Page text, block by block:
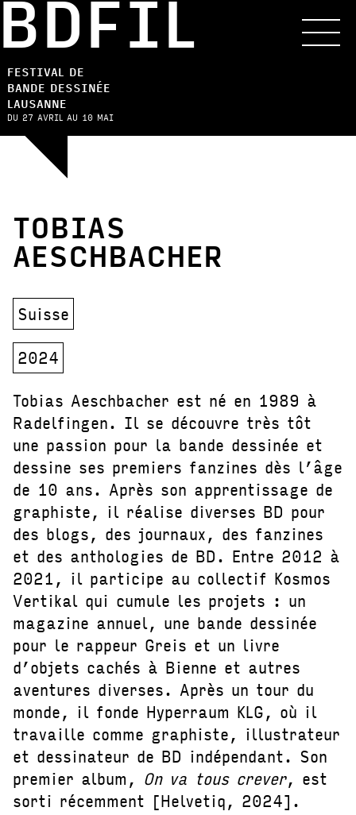
FESTIVAL DE
BANDE DESSINÉE
LAUSANNE
DU 27 AVRIL AU 10 MAI
TOBIAS
AESCHBACHER
Suisse
2024
Tobias Aeschbacher est né en 1989 à
Radelfingen. Il se découvre très tôt
une passion pour la bande dessinée et
dessine ses premiers fanzines dès l’âge
de 10 ans. Après son apprentissage de
graphiste, il réalise diverses BD pour
des blogs, des journaux, des fanzines
et des anthologies de BD. Entre 2012 à
2021, il participe au collectif Kosmos
Vertikal qui cumule les projets : un
magazine annuel, une bande dessinée
pour le rappeur Greis et un livre
d’objets cachés à Bienne et autres
aventures diverses. Après un tour du
monde, il fonde Hyperraum KLG, où il
travaille comme graphiste, illustrateur
et dessinateur de BD indépendant. Son
premier album, On va tous crever, est
sorti récemment [Helvetiq, 2024].